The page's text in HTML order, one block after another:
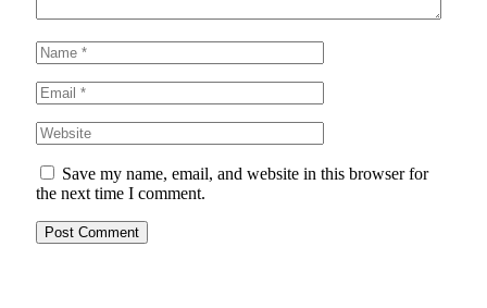
Save my name, email, and website in this browser for
the next time I comment.